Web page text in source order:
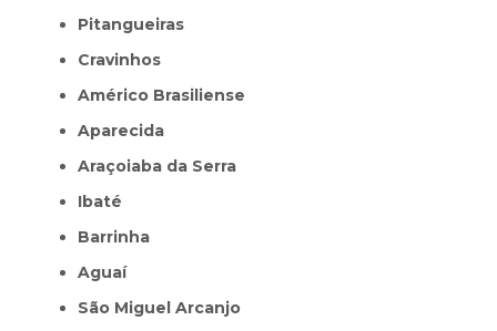
Pitangueiras
Cravinhos
Américo Brasiliense
Aparecida
Araçoiaba da Serra
Ibaté
Barrinha
Aguaí
São Miguel Arcanjo